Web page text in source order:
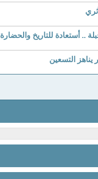
.. أستعادة للتاريخ والحضارة
التسعين